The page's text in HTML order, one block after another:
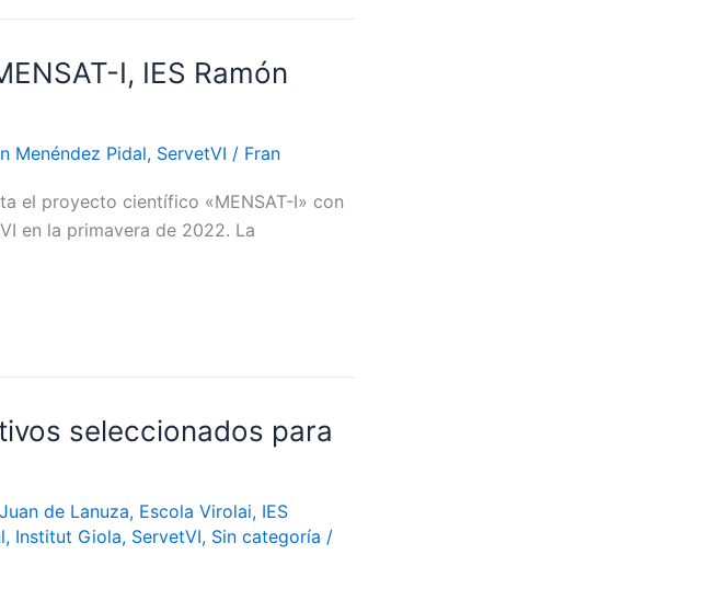
I, IES Ramón
Menéndez Pidal, ServetVI / Fran
el proyecto científico «MENSAT-I» con
en la primavera de 2022. La
seleccionados para
de Lanuza, Escola Virolai, IES
, Institut Giola, ServetVI, Sin categoría /